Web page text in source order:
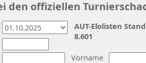
den offiziellen
Vorname
AUT-Elolisten
8.601